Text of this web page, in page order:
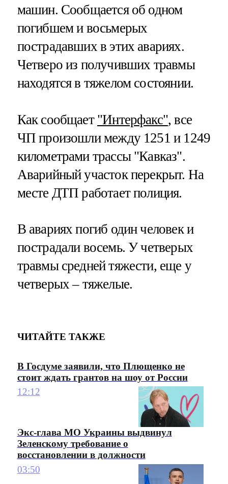
машин. Сообщается об одном
погибшем и восьмерых
пострадавших в этих авариях.
Четверо из получивших травмы
находятся в тяжелом состоянии.
Как сообщает "Интерфакс", все
ЧП произошли между 1251 и 1249
километрами трассы "Кавказ".
Аварийный участок перекрыт. На
месте ДТП работает полиция.
В авариях погиб один человек и
пострадали восемь. У четверых
травмы средней тяжести, еще у
четверых – тяжелые.
ЧИТАЙТЕ ТАКЖЕ
В Госдуме заявили, что Плющенко не
стоит ждать грантов на шоу от России
12:12
Экс-глава МО Украины выдвинул
Зеленскому требование о
восстановлении в должности
03:50